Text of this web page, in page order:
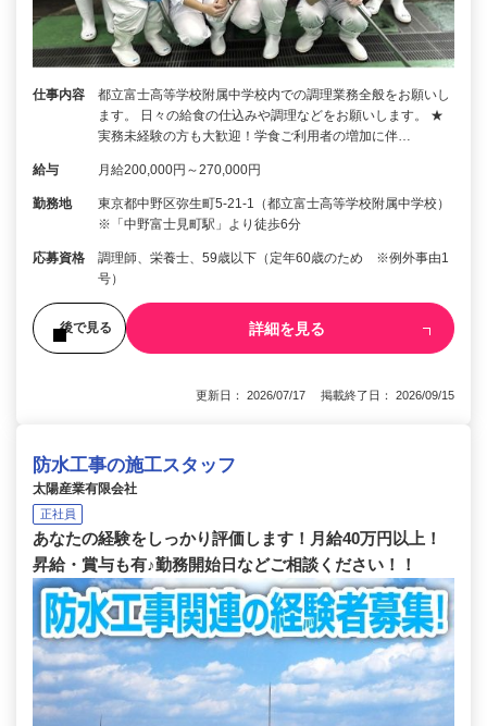
仕事内容
都立富士高等学校附属中学校内での調理業務全般をお願いし
ます。 日々の給食の仕込みや調理などをお願いします。 ★
実務未経験の方も大歓迎！学食ご利用者の増加に伴…
給与 月給200,000円～270,000円
勤務地
東京都中野区弥生町5-21-1（都立富士高等学校附属中学校）
※「中野富士見町駅」より徒歩6分
応募資格
調理師、栄養士、59歳以下（定年60歳のため ※例外事由1
号）
後で見る 詳細を見る
更新日： 2026/07/17 掲載終了日： 2026/09/15
防水工事の施工スタッフ
太陽産業有限会社
正社員
あなたの経験をしっかり評価します！月給40万円以上！
昇給・賞与も有♪勤務開始日などご相談ください！！